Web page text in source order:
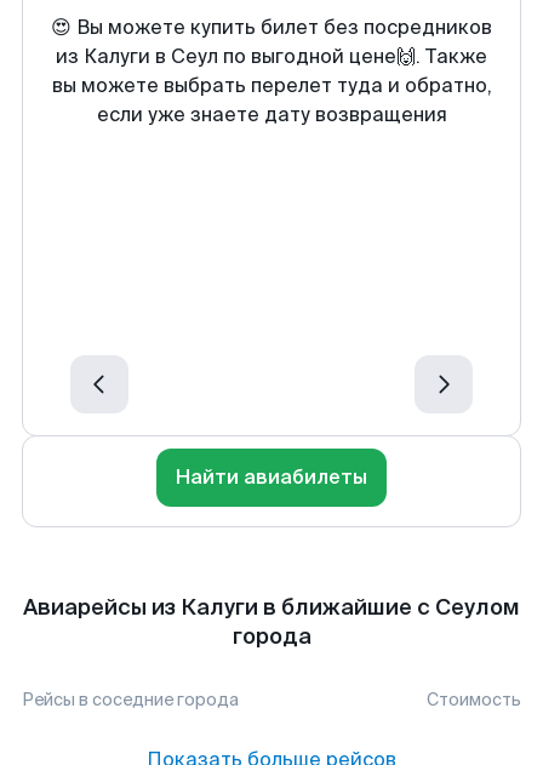
😍 Вы можете купить билет без посредников
из Калуги в Сеул по выгодной цене🙌. Также
вы можете выбрать перелет туда и обратно,
если уже знаете дату возвращения
Найти авиабилеты
Авиарейсы из Калуги в ближайшие с Сеулом
города
Рейсы в соседние города Стоимость
Показать больше рейсов